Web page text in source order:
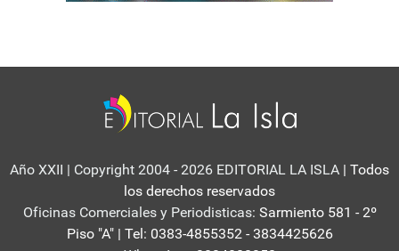
Año XXII | Copyright 2004 - 2026 EDITORIAL LA ISLA | Todos
los derechos reservados
Oficinas Comerciales y Periodisticas: Sarmiento 581 - 2º
Piso "A" | Tel: 0383-4855352 - 3834425626